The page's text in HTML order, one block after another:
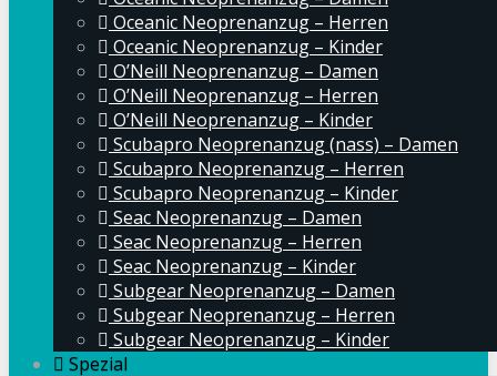
Oceanic Neoprenanzug – Herren
Oceanic Neoprenanzug – Kinder
O’Neill Neoprenanzug – Damen
O’Neill Neoprenanzug – Herren
O’Neill Neoprenanzug – Kinder
Scubapro Neoprenanzug (nass) – Damen
Scubapro Neoprenanzug – Herren
Scubapro Neoprenanzug – Kinder
Seac Neoprenanzug – Damen
Seac Neoprenanzug – Herren
Seac Neoprenanzug – Kinder
Subgear Neoprenanzug – Damen
Subgear Neoprenanzug – Herren
Subgear Neoprenanzug – Kinder
Spezial